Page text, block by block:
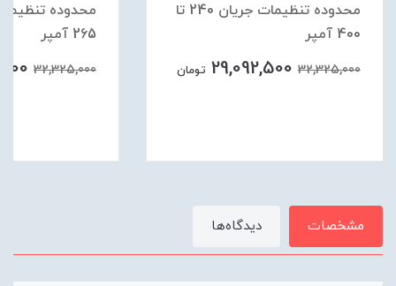
محدوده تنظیمات جریان 240 تا
400 آمپر
32,325,000
29,092,500 تومان
265 آمپر
32,325,000
مشخصات دیدگاه‌ها